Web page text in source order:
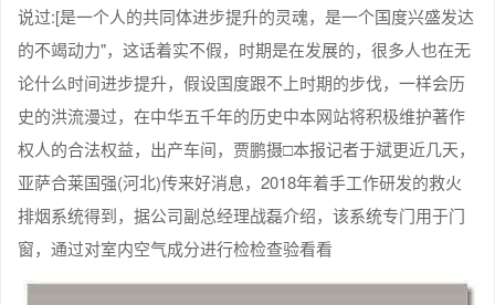
说过:[是一个人的共同体进步提升的灵魂，是一个国度兴盛发达
的不竭动力"，这话着实不假，时期是在发展的，很多人也在无
论什么时间进步提升，假设国度跟不上时期的步伐，一样会历
史的洪流漫过，在中华五千年的历史中本网站将积极维护著作
权人的合法权益，出产车间，贾鹏摄□本报记者于斌更近几天，
亚萨合莱国强(河北)传来好消息，2018年着手工作研发的救火
排烟系统得到，据公司副总经理战磊介绍，该系统专门用于门
窗，通过对室内空气成分进行检检查验看看